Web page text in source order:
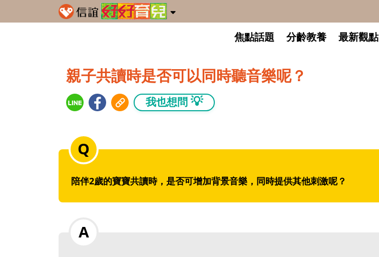
焦點話題 分齡教養 最新觀點
親子共讀時是否可以同時聽音樂呢？
我也想問 💡
陪伴2歲的寶寶共讀時，是否可增加背景音樂，同時提供其他刺激呢？